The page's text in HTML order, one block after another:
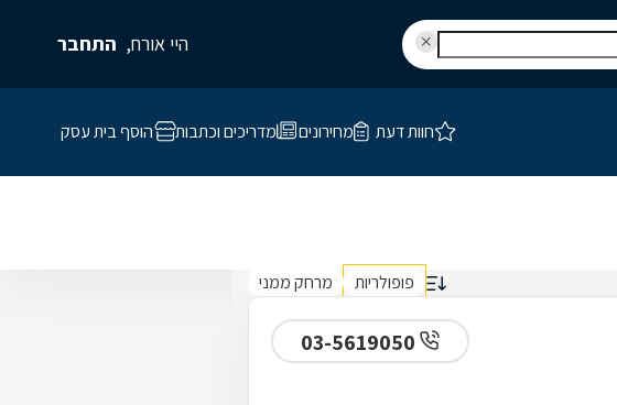
היי אורח, התחבר
חוות דעת מחירונים מדריכים וכתבות הוסף בית עסק
פופולריות מרחק ממני